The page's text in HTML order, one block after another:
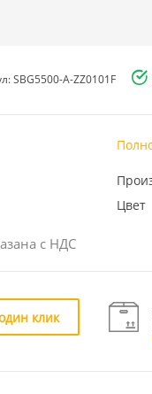
SBG5500-A-ZZ0101F
с НДС
Цвет
клик